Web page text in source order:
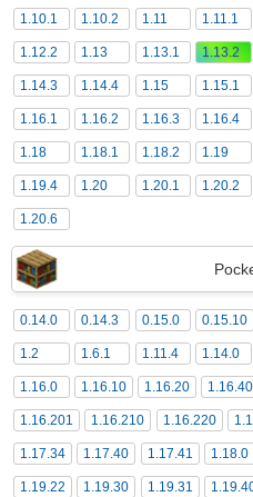
1.10.1 1.10.2 1.11 1.11.1
1.12.2 1.13 1.13.1 1.13.2
1.14.3 1.14.4 1.15 1.15.1
1.16.1 1.16.2 1.16.3 1.16.4
1.18 1.18.1 1.18.2 1.19
1.19.4 1.20 1.20.1 1.20.2
1.20.6
0.14.0 0.14.3 0.15.0 0.15.10
1.2 1.6.1 1.11.4 1.14.0
1.16.0 1.16.10 1.16.20 1.16.40
1.16.201 1.16.210 1.16.220
1.17.34 1.17.40 1.17.41 1.18.0
1.19.22 1.19.30 1.19.31